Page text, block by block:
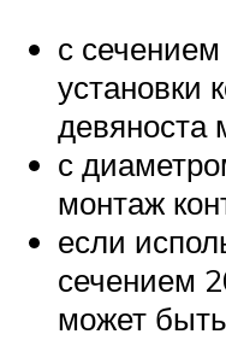
с
установки
девяноста
с
монтаж
если
сечением
может